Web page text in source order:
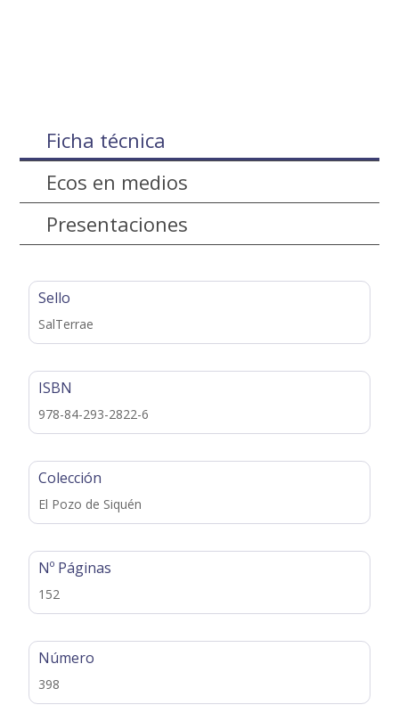
Ficha técnica
Ecos en medios
Presentaciones
Sello
SalTerrae
ISBN
978-84-293-2822-6
Colección
El Pozo de Siquén
Nº Páginas
152
Número
398